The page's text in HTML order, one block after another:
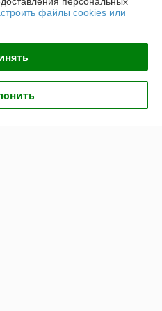
файлы cookies или